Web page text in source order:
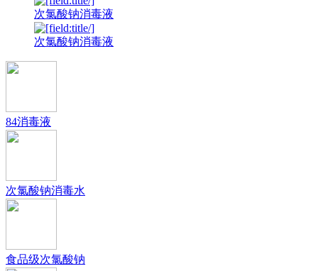
次氯酸钠消毒液
次氯酸钠消毒液
84消毒液
次氯酸钠消毒水
食品级次氯酸钠